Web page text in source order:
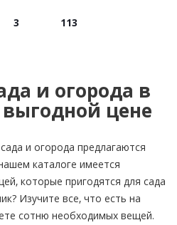
3 113
и огорода в
выгодной цене
и огорода предлагаются
каталоге имеется
которые пригодятся для сада
Изучите все, что есть на
сотню необходимых вещей.